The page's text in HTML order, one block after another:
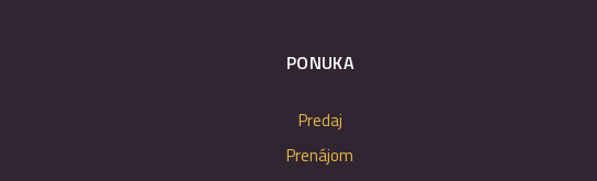
PONUKA
Predaj
Prenájom